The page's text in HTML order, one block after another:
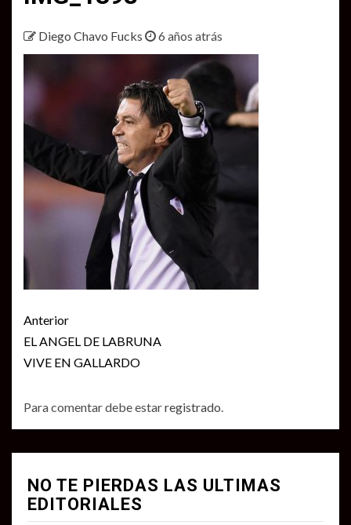
Diego Chavo Fucks 6 años atrás
Seguir
leyendo
Anterior
EL ANGEL DE LABRUNA
VIVE EN GALLARDO
Para comentar debe estarregistrado.
NO TE PIERDAS LAS ULTIMAS
EDITORIALES